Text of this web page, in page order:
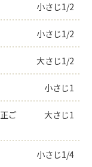
小さじ1/2
小さじ1/2
大さじ1/2
小さじ1
ご
大さじ1
小さじ1/4